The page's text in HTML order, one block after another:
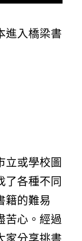
進入橋梁書
立或學校圖
了各種不同
籍的難易
苦心。經過